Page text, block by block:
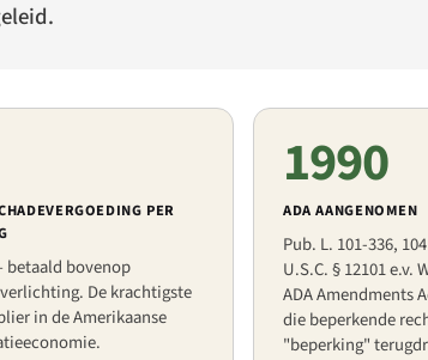
PER
betaald bovenop
De krachtigste
in de Amerikaanse
1990
ADA AANGENOMEN
Pub. L. 101-336,
U.S.C. § 12101
ADA Amendments
die beperkende
"beperking"